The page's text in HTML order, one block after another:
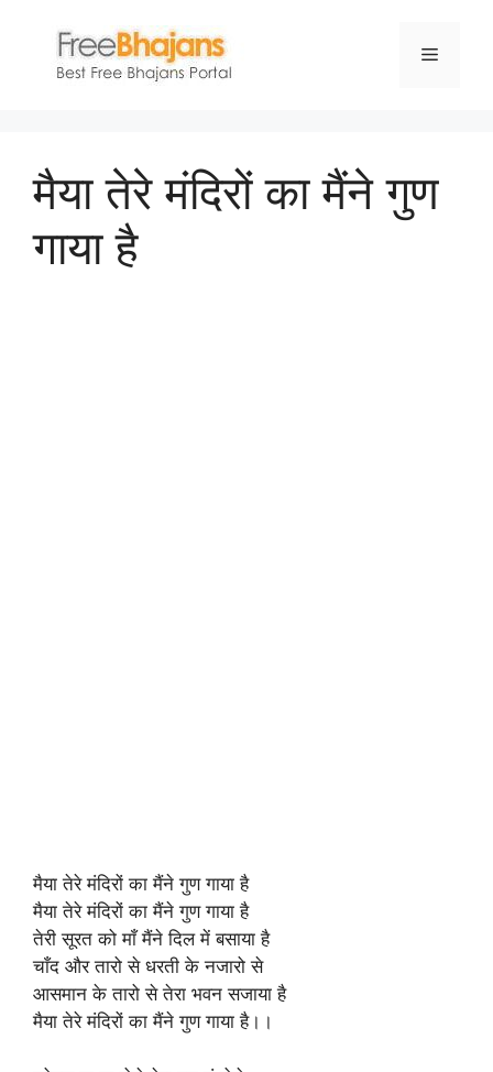
content
Menu
मैया तेरे मंदिरों का मैंने गुण
गाया है
मैया तेरे मंदिरों का मैंने गुण गाया है
मैया तेरे मंदिरों का मैंने गुण गाया है
तेरी सूरत को माँ मैंने दिल में बसाया है
चाँद और तारो से धरती के नजारो से
आसमान के तारो से तेरा भवन सजाया है
मैया तेरे मंदिरों का मैंने गुण गाया है।।